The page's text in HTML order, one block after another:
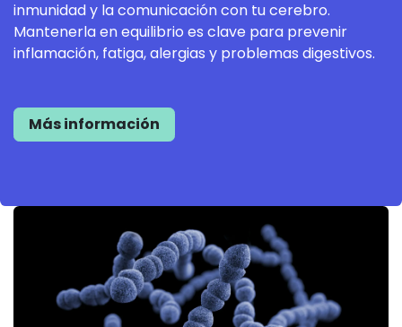
inmunidad y la comunicación con tu cerebro.
Mantenerla en equilibrio es clave para prevenir
inflamación, fatiga, alergias y problemas digestivos.
Más información